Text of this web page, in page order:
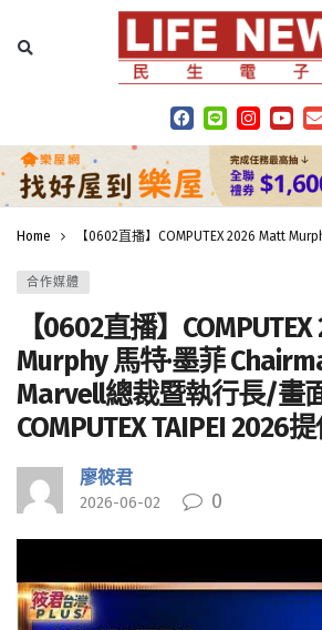
Home 【0602直播】COMPUTEX 2026 Matt
合作媒體
【0602直播】
Murphy 馬特·墨菲
Marvell總裁暨執行長/畫
COMPUTEX TAIPEI 2026
廖筱君
2026-06-02 0